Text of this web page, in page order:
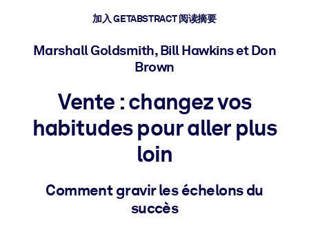
面向 LMS/LXP
将简短且经过验证的知识引入您的 LMS/LXP，以获得更强的学习效
果。
用值得信赖且即插即用的商业知识丰富您的企业图书馆。
加入 GETABSTRACT 阅读摘要
Marshall Goldsmith, Bill Hawkins et Don
Brown
Vente : changez vos
habitudes pour aller plus
loin
Comment gravir les échelons du
succès